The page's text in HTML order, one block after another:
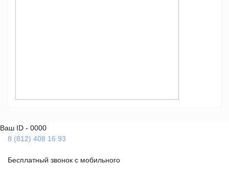
Ваш ID - 0000
8 (812) 408 16 93
Бесплатный звонок с мобильного